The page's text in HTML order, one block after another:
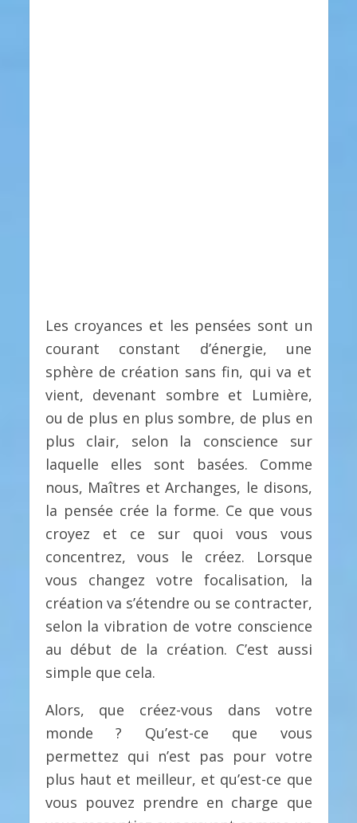
Les croyances et les pensées sont un
courant constant d’énergie, une
sphère de création sans fin, qui va et
vient, devenant sombre et Lumière,
ou de plus en plus sombre, de plus en
plus clair, selon la conscience sur
laquelle elles sont basées. Comme
nous, Maîtres et Archanges, le disons,
la pensée crée la forme. Ce que vous
croyez et ce sur quoi vous vous
concentrez, vous le créez. Lorsque
vous changez votre focalisation, la
création va s’étendre ou se contracter,
selon la vibration de votre conscience
au début de la création. C’est aussi
simple que cela.
Alors, que créez-vous dans votre
monde ? Qu’est-ce que vous
permettez qui n’est pas pour votre
plus haut et meilleur, et qu’est-ce que
vous pouvez prendre en charge que